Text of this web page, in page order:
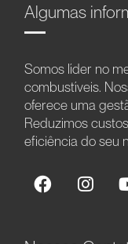
Algumas
Somos líder no
combustíveis.
oferece uma
Reduzimos
eficiência do seu